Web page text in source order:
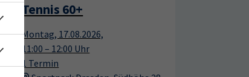
Tennis 60+
Montag, 17.08.2026,
11:00 – 12:00 Uhr
1 Termin